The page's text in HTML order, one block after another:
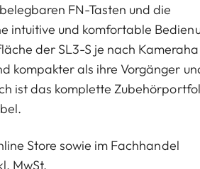
FN-Tasten und die
intuitive und komfortable
der SL3-S je nach
kompakter als ihre Vorgänger
ist das komplette
Store sowie im Fachhandel
MwSt.